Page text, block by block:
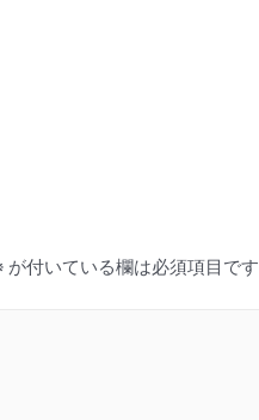
が付いている欄は必須項目です